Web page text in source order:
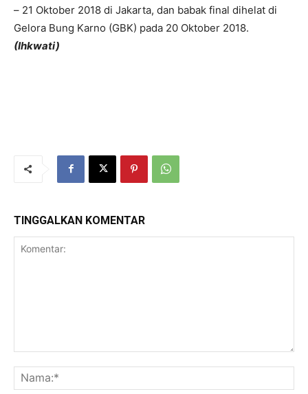
– 21 Oktober 2018 di Jakarta, dan babak final dihelat di
Gelora Bung Karno (GBK) pada 20 Oktober 2018.
(Ihkwati)
TINGGALKAN KOMENTAR